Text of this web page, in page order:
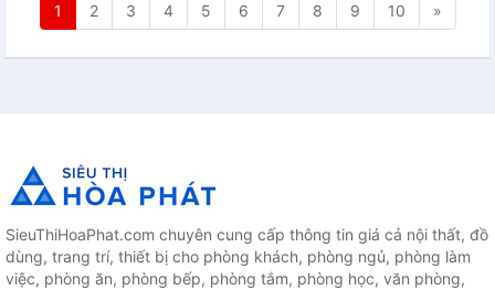
1 2 3 4 5 6 7 8 9 10 »
SieuThiHoaPhat.com chuyên cung cấp thông tin giá cả nội thất, đồ
dùng, trang trí, thiết bị cho phòng khách, phòng ngủ, phòng làm
việc, phòng ăn, phòng bếp, phòng tắm, phòng học, văn phòng,